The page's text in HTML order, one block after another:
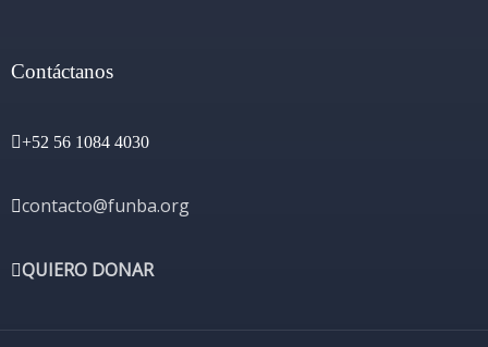
Contáctanos
+52 56 1084 4030
contacto@funba.org
QUIERO DONAR